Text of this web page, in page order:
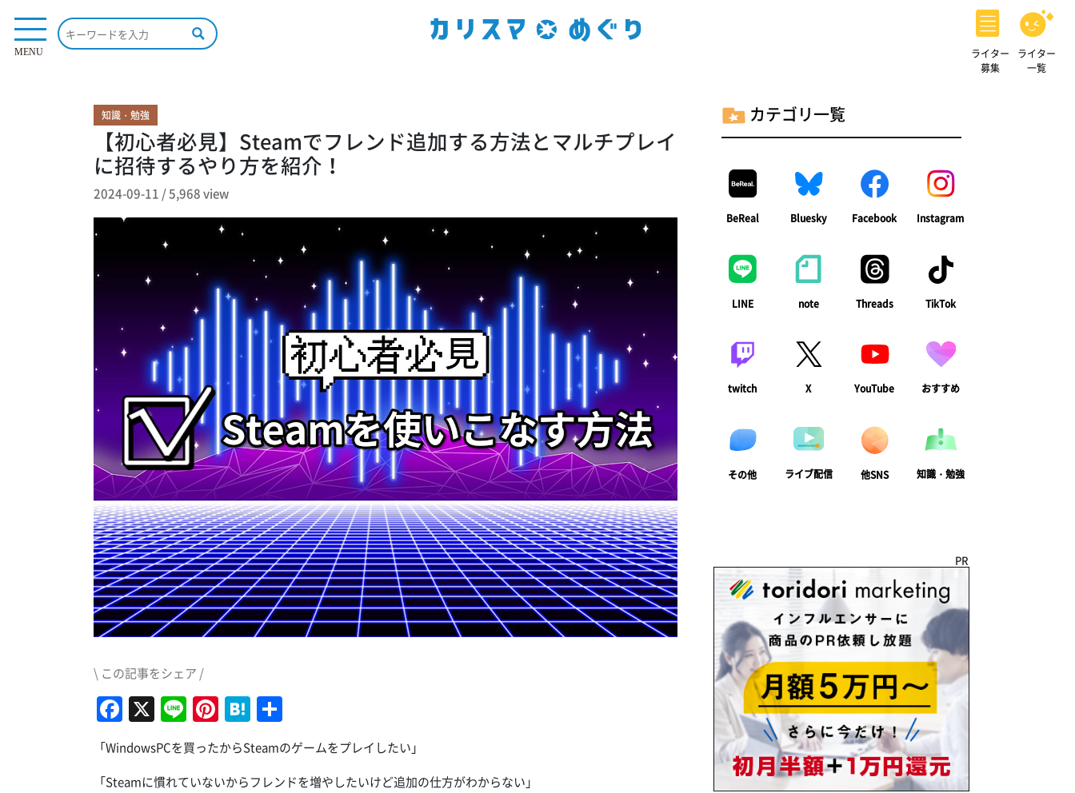
MENU
ライター
募集
ライター
一覧
知識・勉強
【初心者必見】Steamでフレンド追加する方法とマルチプレイ
に招待するやり方を紹介！
2024-09-11 /5,968 view
\ この記事をシェア /
Facebook
X LinePinterest
Hatena
有
「WindowsPCを買ったからSteamのゲームをプレイしたい」
「Steamに慣れていないからフレンドを増やしたいけど追加の仕方がわからない」
カテゴリ一覧
BeReal Bluesky Facebook Instagram
LINE note Threads TikTok
twitch X YouTube おすすめ
その他 ライブ配信 他SNS 知識・勉強
PR